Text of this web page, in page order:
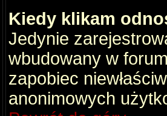
Kiedy klikam
Jedynie
wbudowany w
zapobiec
anonimowych